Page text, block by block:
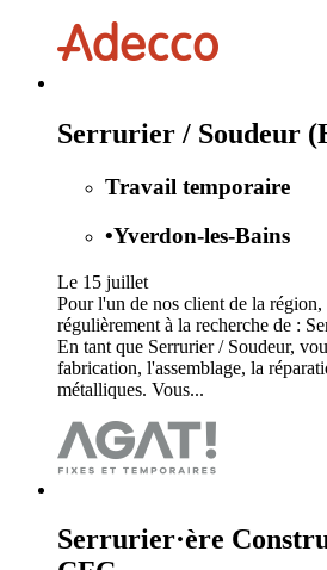
Serrurier / Soudeur
Travail temporaire
•Yverdon-les-Bains
Le 15 juillet
Pour l'un de nos client de la région,
régulièrement à la recherche de :
En tant que Serrurier / Soudeur,
fabrication, l'assemblage, la
métalliques. Vous...
Serrurier·ère